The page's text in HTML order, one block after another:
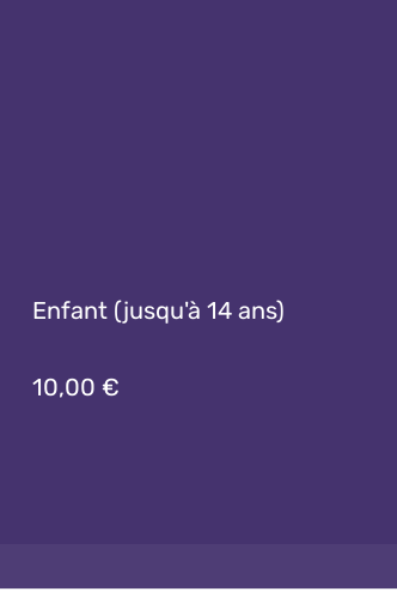
Enfant (jusqu'à 14 ans)
10,00 €